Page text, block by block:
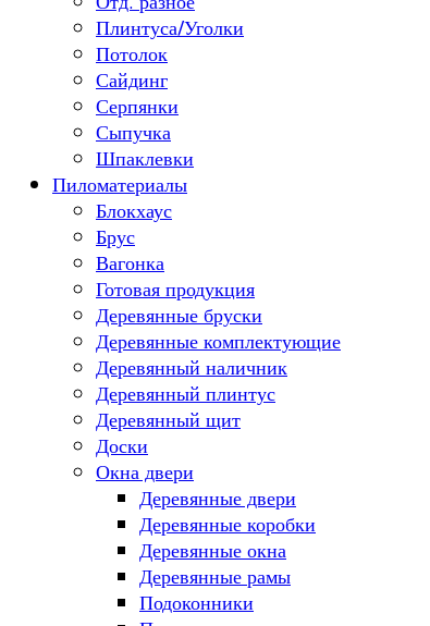
Плинтуса/Уголки
Потолок
Сайдинг
Серпянки
Сыпучка
Шпаклевки
Пиломатериалы
Блокхаус
Брус
Вагонка
Готовая продукция
Деревянные бруски
Деревянные комплектующие
Деревянный наличник
Деревянный плинтус
Деревянный щит
Доски
Окна двери
Деревянные двери
Деревянные коробки
Деревянные окна
Деревянные рамы
Подоконники